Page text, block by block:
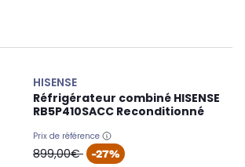
HISENSE
Réfrigérateur combiné HISENSE
RB5P410SACC Reconditionné
Prix de référence
oldPrice
899,00€ -27%